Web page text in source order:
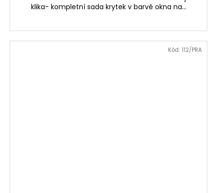
klika- kompletní sada krytek v barvě okna na...
Kód: 112/PRA